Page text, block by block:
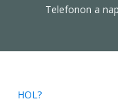
Telefonon a
HOL?